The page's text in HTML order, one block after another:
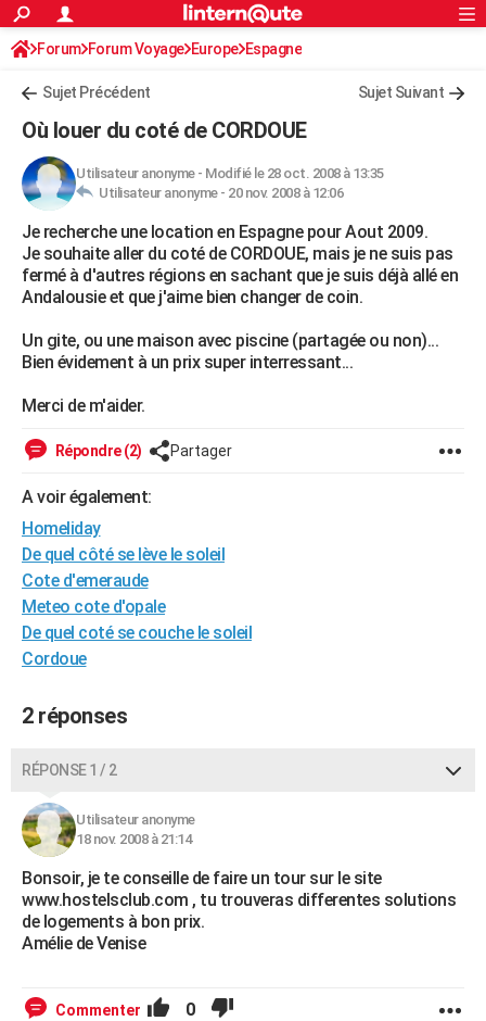
ACTUALITÉS
Politique
Société
Faits Divers
Education
Monde
Villes
+
FINANCE
Retraite
Impôts
Epargne
Immobilier
Risques naturels par ville
Banque
Assurance
Crédit
AUTO
Essais
Réserver un essai
Citadines
Berlines
SUV
Forum auto
+HIGH-TECH
Mobiles
Meilleur smartphone
Internet
Ordinateurs
Jeux vidéo
Guide high-tech
+BRICOLAGE
Forum
Aménagement intérieur
Extérieur
Cuisine
Salle de bains
Jardinage
Rangement
WEEK-END
Alimentation
Guide de la santé
Maladies
Médicaments
Sommeil
Destinations
City break
Voyage nature
Voyage de noces
Forum
Climat
+
GUIDES D'ACHAT
BONS PLANS
CARTE DE VOEUX
Dictionnaire
Biographies
Citations
Expressions
Proverbes
PROGRAMME TV
COPAINS D'AVANT
S'inscrire
Se connecter
Lycées
Collèges
Primaires
Universités
Entreprises
Service militaire
Avis de recherche
AVIS DE DÉCÈS
Bricolage
Lifestyle
Culture
Sport
Auto
Television
Voyage
Cinema
S'inscrire
Connexion
Forum Forum Voyage Europe Espagne
Sujet Précédent Sujet Suivant
Où louer du coté de CORDOUE
Utilisateur anonyme- Modifié le 28 oct. 2008 à 13:35
Utilisateur anonyme - 20 nov. 2008 à 12:06
Je recherche une location en Espagne pour Aout 2009.
Je souhaite aller du coté de CORDOUE, mais je ne suis pas
fermé à d'autres régions en sachant que je suis déjà allé en
Andalousie et que j'aime bien changer de coin.
Un gite, ou une maison avec piscine (partagée ou non)...
Bien évidement à un prix super interressant...
Merci de m'aider.
Répondre (2) Partager
A voir également:
Homeliday
De quel côté se lève le soleil
Cote d'emeraude
Meteo cote d'opale
De quel coté se couche le soleil
Cordoue
2 réponses
RÉPONSE 1 / 2
Utilisateur anonyme
18 nov. 2008 à 21:14
Bonsoir, je te conseille de faire un tour sur le site
www.hostelsclub.com , tu trouveras differentes solutions
de logements à bon prix.
Amélie de Venise
Commenter 0